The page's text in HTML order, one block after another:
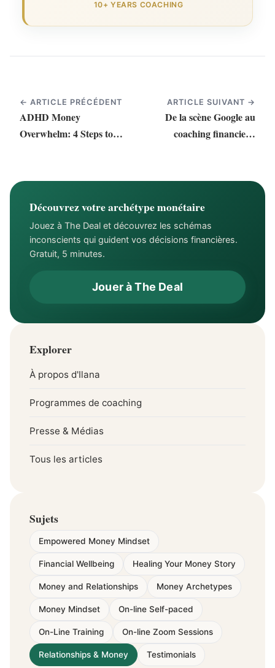
10+ YEARS COACHING
← ARTICLE PRÉCÉDENT
ADHD Money
Overwhelm: 4 Steps to
ARTICLE SUIVANT →
De la scène Google au
coaching financier :
Découvrez votre archétype monétaire
Jouez à The Deal et découvrez les schémas
inconscients qui guident vos décisions financières.
Gratuit, 5 minutes.
Jouer à The Deal
Explorer
À propos d'Ilana
Programmes de coaching
Presse & Médias
Tous les articles
Sujets
Empowered Money Mindset
Financial Wellbeing Healing Your Money Story
Money and Relationships Money Archetypes
Money Mindset On-line Self-paced
On-Line Training On-line Zoom Sessions
Relationships & Money Testimonials